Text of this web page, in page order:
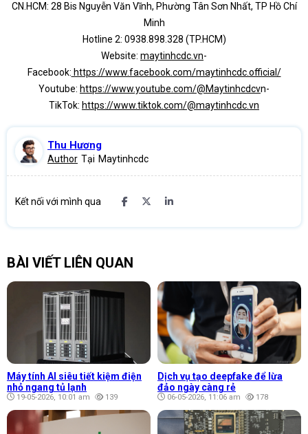
CN.HCM: 28 Bis Nguyễn Văn Vĩnh, Phường Tân Sơn Nhất, TP Hồ Chí
Minh
Hotline 2: 0938.898.328 (TP.HCM)
Website: maytinhcdc.vn-
Facebook: https://www.facebook.com/maytinhcdc.official/
Youtube: https://www.youtube.com/@Maytinhcdcvn-
TikTok: https://www.tiktok.com/@maytinhcdc.vn
Thu Hương
Author Tại Maytinhcdc
Kết nối với mình qua
BÀI VIẾT LIÊN QUAN
Máy tính AI siêu tiết kiệm điện
nhỏ ngang tủ lạnh
19-05-2026, 10:01 am 139
Dịch vụ tạo deepfake để lừa
đảo ngày càng rẻ
06-05-2026, 11:06 am 178